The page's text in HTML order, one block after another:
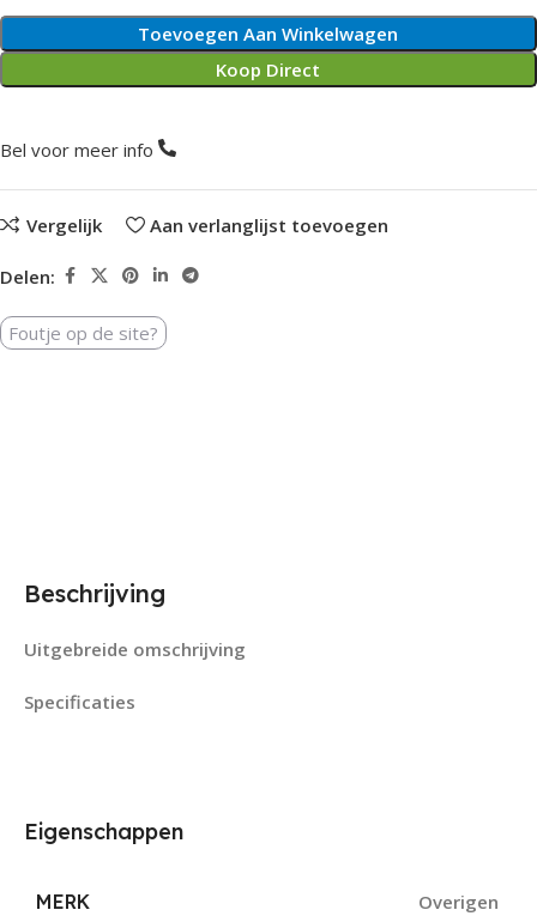
Toevoegen Aan Winkelwagen
Koop Direct
Bel voor meer info
Vergelijk Aan verlanglijst toevoegen
Delen:
Foutje op de site?
Beschrijving
Uitgebreide omschrijving
Specificaties
Eigenschappen
MERK Overigen